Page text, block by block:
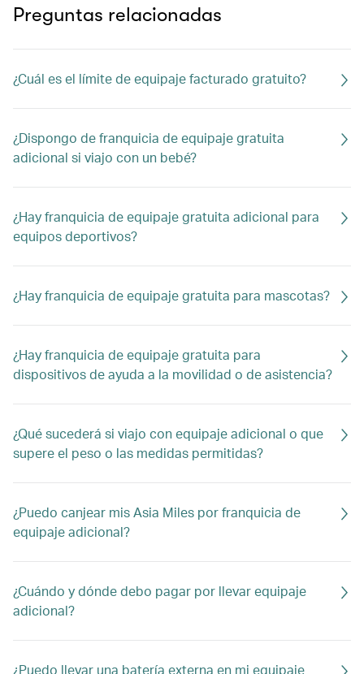
Preguntas relacionadas
¿Cuál es el límite de equipaje facturado gratuito?
¿Dispongo de franquicia de equipaje gratuita
adicional si viajo con un bebé?
¿Hay franquicia de equipaje gratuita adicional para
equipos deportivos?
¿Hay franquicia de equipaje gratuita para mascotas?
¿Hay franquicia de equipaje gratuita para
dispositivos de ayuda a la movilidad o de asistencia?
¿Qué sucederá si viajo con equipaje adicional o que
supere el peso o las medidas permitidas?
¿Puedo canjear mis Asia Miles por franquicia de
equipaje adicional?
¿Cuándo y dónde debo pagar por llevar equipaje
adicional?
¿Puedo llevar una batería externa en mi equipaje